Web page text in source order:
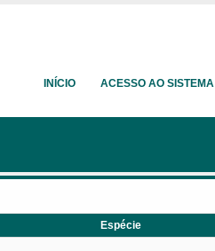
INÍCIO ACESSO AO SISTEMA
Espécie